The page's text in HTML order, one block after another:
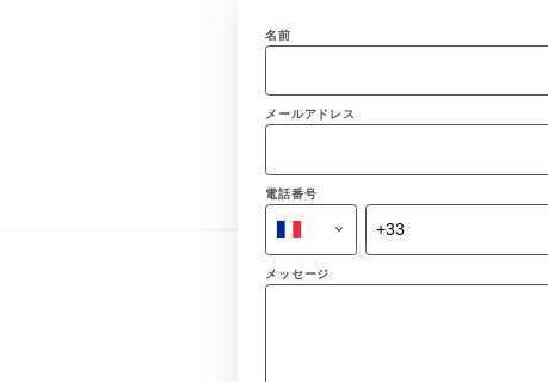
名前
メールアドレス
電話番号
メッセージ